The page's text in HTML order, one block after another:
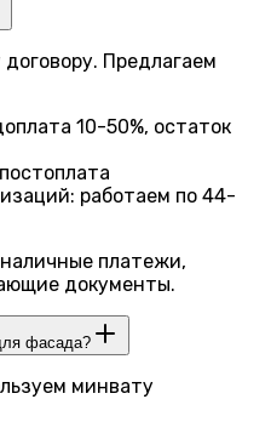
Предлагаем
10-50%, остаток
работаем по 44-
платежи,
документы.
фасада?
минвату